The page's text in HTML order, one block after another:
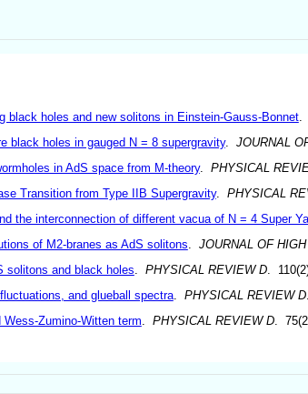
black holes and new solitons in Einstein-Gauss-Bonnet.
black holes in gauged N = 8 supergravity. JOURNAL
in AdS space from M-theory. PHYSICAL
Transition from Type IIB Supergravity. PHYSICAL
the interconnection of different vacua of N = 4 Super
of M2-branes as AdS solitons JOURNAL OF
solitons and black holes PHYSICAL REVIEW D.
and glueball spectra. PHYSICAL REVIEW D
Zumino-Witten term PHYSICAL REVIEW D.